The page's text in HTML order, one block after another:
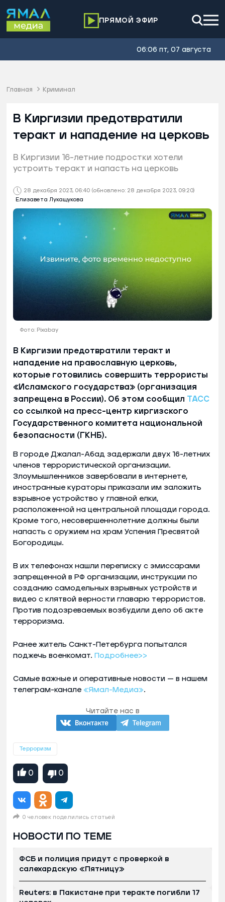
ПРЯМОЙ ЭФИР
06:06 пт, 07 августа
Главная Криминал
28 декабря 2023, 06:40 (обновлено: 28 декабря 2023, 09:20)
Елизавета Лукащукова
В Киргизии предотвратили
теракт и нападение на церковь
В Киргизии 16-летние подростки хотели
устроить теракт и напасть на церковь
Фото: Pixabay
В Киргизии предотвратили теракт и
нападение на православную церковь,
которые готовились совершить террористы
«Исламского государства» (организация
запрещена в России). Об этом сообщил ТАСС
со ссылкой на пресс-центр киргизского
Государственного комитета национальной
безопасности (ГКНБ).
В городе Джалал-Абад задержали двух 16-летних
членов террористической организации.
Злоумышленников завербовали в интернете,
иностранные кураторы приказали им заложить
взрывное устройство у главной елки,
расположенной на центральной площади города.
Кроме того, несовершеннолетние должны были
напасть с оружием на храм Успения Пресвятой
Богородицы.
В их телефонах нашли переписку с эмиссарами
запрещенной в РФ организации, инструкции по
созданию самодельных взрывных устройств и
видео с клятвой верности главарю террористов.
Против подозреваемых возбудили дело об акте
терроризма.
Ранее житель Санкт-Петербурга попытался
поджечь военкомат. Подробнее>>
Самые важные и оперативные новости — в нашем
телеграм-канале «Ямал-Медиа».
Читайте нас в
Терроризм
0 0
0 человек поделились статьей
НОВОСТИ ПО ТЕМЕ
ФСБ и полиция придут с проверкой в
салехардскую «Пятницу»
Reuters: в Пакистане при теракте погибли 17